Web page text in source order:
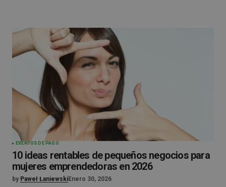
EVENTOS DE PAGO
10 ideas rentables de pequeños negocios para
mujeres emprendedoras en 2026
by Paweł ŁaniewskiEnero 30, 2026